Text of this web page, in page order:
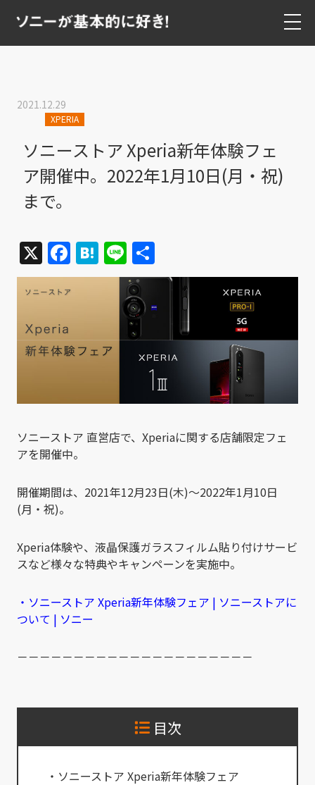
2021.12.29
XPERIA
ソニーストア Xperia新年体験フェ
ア開催中。2022年1月10日(月・祝)
まで。
X Facebook
Hatena
Line
有
ソニーストア 直営店で、Xperiaに関する店舗限定フェ
アを開催中。
開催期間は、2021年12月23日(木)～2022年1月10日
(月・祝)。
Xperia体験や、液晶保護ガラスフィルム貼り付けサービ
スなど様々な特典やキャンペーンを実施中。
・ソニーストア Xperia新年体験フェア | ソニーストアに
ついて | ソニー
－－－－－－－－－－－－－－－－－－－－－
目次
・ソニーストア Xperia新年体験フェア